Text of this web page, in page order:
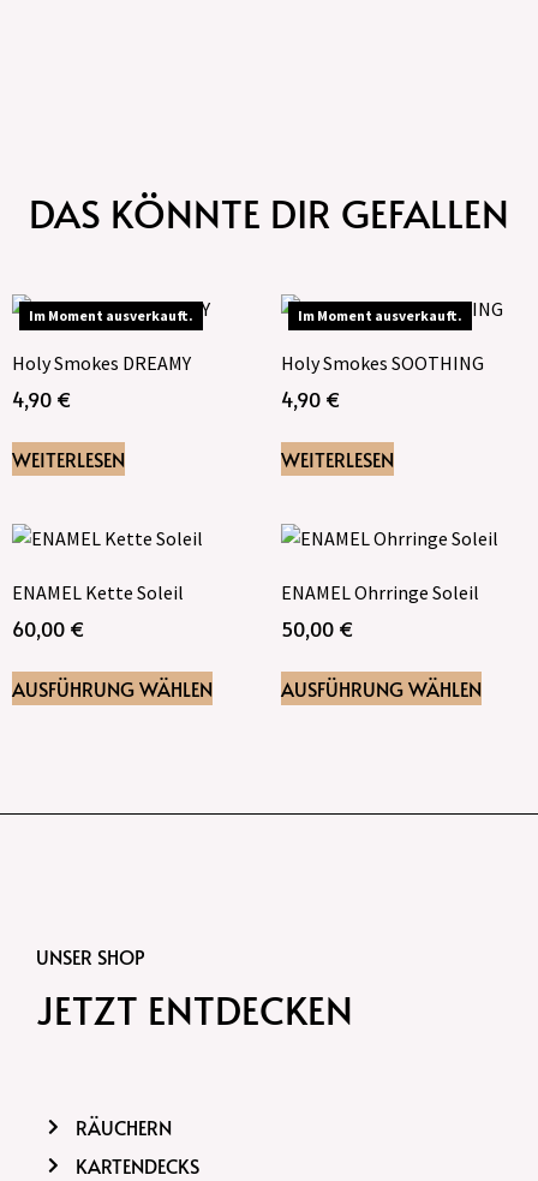
DAS KÖNNTE DIR GEFALLEN
Im Moment ausverkauft.
Holy Smokes DREAMY
4,90 €
WEITERLESEN
Im Moment ausverkauft.
Holy Smokes SOOTHING
4,90 €
WEITERLESEN
ENAMEL Kette Soleil
60,00 €
AUSFÜHRUNG WÄHLEN
ENAMEL Ohrringe Soleil
50,00 €
AUSFÜHRUNG WÄHLEN
UNSER SHOP
JETZT ENTDECKEN
RÄUCHERN
KARTENDECKS